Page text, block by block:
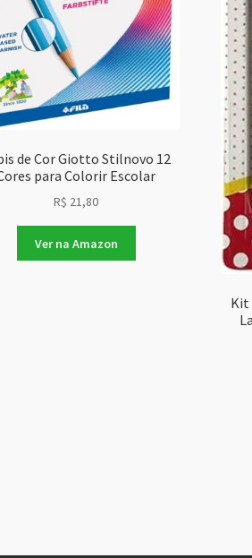
de Cor Giotto Stilnovo 12
para Colorir Escolar
R$ 21,80
Ver na Amazon
Kit